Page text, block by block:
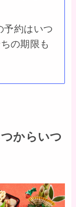
予約はいつ
の期限も
からいつ